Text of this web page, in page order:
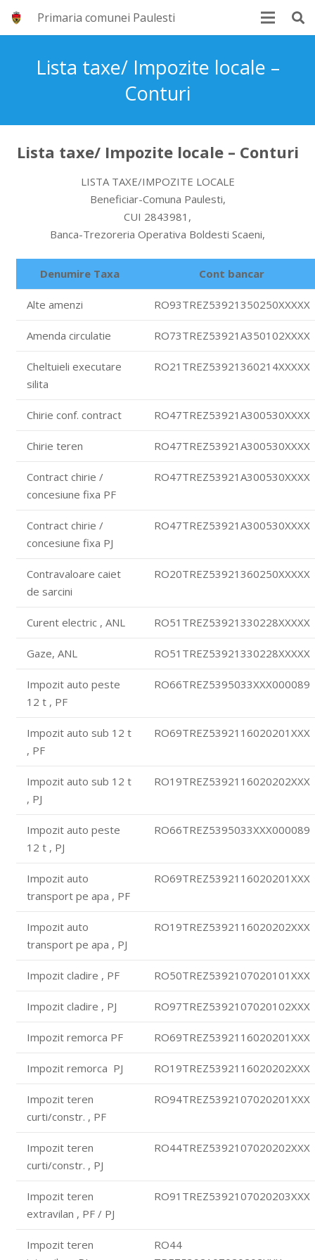
Primaria comunei Paulesti
Lista taxe/ Impozite locale –
Conturi
Lista taxe/ Impozite locale – Conturi
LISTA TAXE/IMPOZITE LOCALE
Beneficiar-Comuna Paulesti,
CUI 2843981,
Banca-Trezoreria Operativa Boldesti Scaeni,
Denumire Taxa Cont bancar
Alte amenzi RO93TREZ53921350250XXXXX
Amenda circulatie RO73TREZ53921A350102XXXX
Cheltuieli executare
silita
RO21TREZ53921360214XXXXX
Chirie conf. contract RO47TREZ53921A300530XXXX
Chirie teren RO47TREZ53921A300530XXXX
Contract chirie /
concesiune fixa PF
RO47TREZ53921A300530XXXX
Contract chirie /
concesiune fixa PJ
RO47TREZ53921A300530XXXX
Contravaloare caiet
de sarcini
RO20TREZ53921360250XXXXX
Curent electric , ANL RO51TREZ53921330228XXXXX
Gaze, ANL RO51TREZ53921330228XXXXX
Impozit auto peste
12 t , PF
RO66TREZ5395033XXX000089
Impozit auto sub 12 t
, PF
RO69TREZ5392116020201XXX
Impozit auto sub 12 t
, PJ
RO19TREZ5392116020202XXX
Impozit auto peste
12 t , PJ
RO66TREZ5395033XXX000089
Impozit auto
transport pe apa , PF
RO69TREZ5392116020201XXX
Impozit auto
transport pe apa , PJ
RO19TREZ5392116020202XXX
Impozit cladire , PF RO50TREZ5392107020101XXX
Impozit cladire , PJ RO97TREZ5392107020102XXX
Impozit remorca PF RO69TREZ5392116020201XXX
Impozit remorca PJ RO19TREZ5392116020202XXX
Impozit teren
curti/constr. , PF
RO94TREZ5392107020201XXX
Impozit teren
curti/constr. , PJ
RO44TREZ5392107020202XXX
Impozit teren
extravilan , PF / PJ
RO91TREZ5392107020203XXX
Impozit teren
RO44